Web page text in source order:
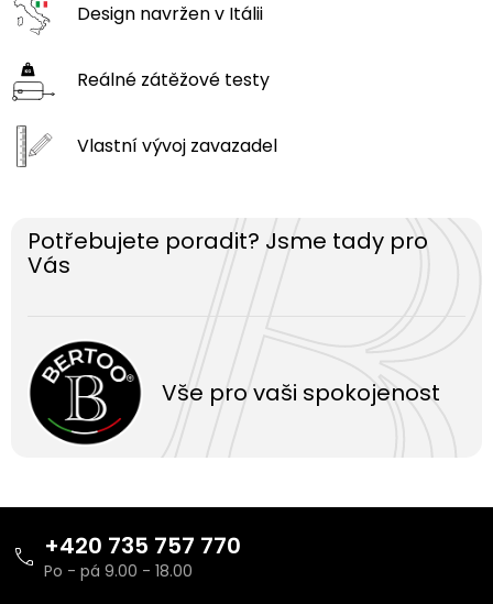
Design navrženv Itálii
Reálné zátěžové testy
Vlastní vývoj zavazadel
Potřebujete poradit? Jsme tady pro
Vás
Vše pro vaši spokojenost
+420 735 757 770